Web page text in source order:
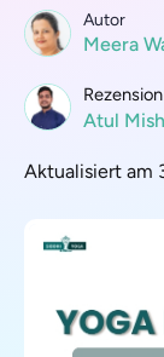
Autor
Meera
Atul
Aktualisiert am